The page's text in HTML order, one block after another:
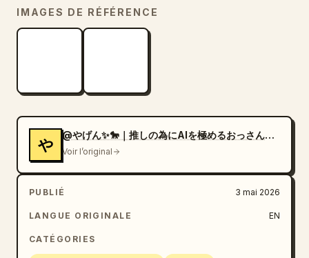
IMAGES DE RÉFÉRENCE
や
@やげん✨🐎｜推しの為にAIを極めるおっさん社会人
Voir l’original
PUBLIÉ 3 mai 2026
LANGUE ORIGINALE EN
CATÉGORIES